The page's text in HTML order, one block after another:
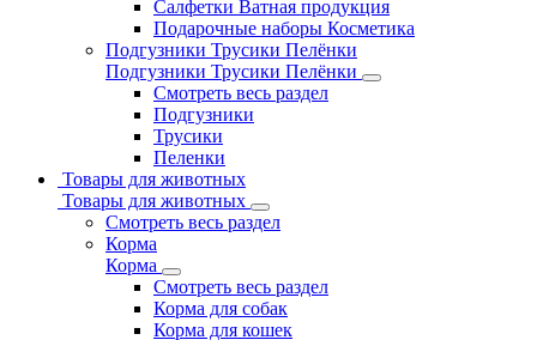
Салфетки Ватная продукция
Подарочные наборы Косметика
Подгузники Трусики Пелёнки
Подгузники Трусики Пелёнки
Смотреть весь раздел
Подгузники
Трусики
Пеленки
Товары для животных
Товары для животных
Смотреть весь раздел
Корма
Корма
Смотреть весь раздел
Корма для собак
Корма для кошек